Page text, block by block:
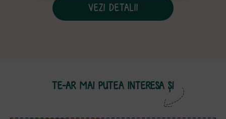
VEZI DETALII
TE-AR MAI PUTEA INTERESA ȘI